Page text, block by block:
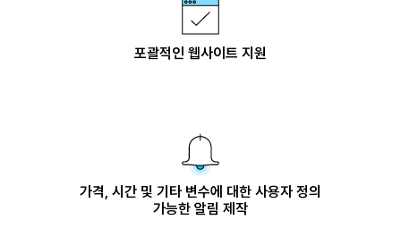
포괄적인 웹사이트 지원
가격, 시간 및 기타 변수에 대한 사용자 정의
가능한 알림 제작